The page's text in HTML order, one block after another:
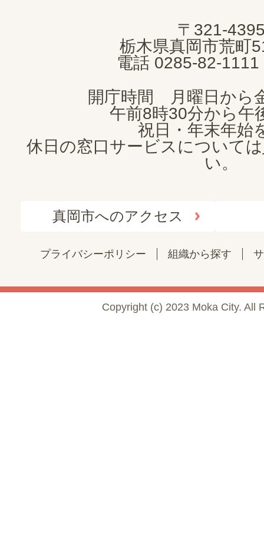
CITY
〒321-
栃木県真岡市荒町
電話 0285-82-1111
開庁時間 月曜日から
午前8時30分から午
祝日・年末年始
休日の窓口サービスについては
い。
真岡市へのアクセス
プライバシーポリシー 組織から探す
Copyright (c) 2023 Moka City. All